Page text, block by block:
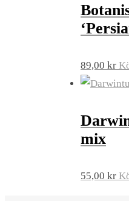
89,00 kr
mix
55,00 kr